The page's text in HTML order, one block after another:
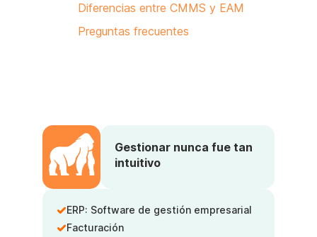
Diferencias entre CMMS y EAM
Preguntas frecuentes
Gestionar nunca fue tan
intuitivo
ERP: Software de gestión empresarial
Facturación